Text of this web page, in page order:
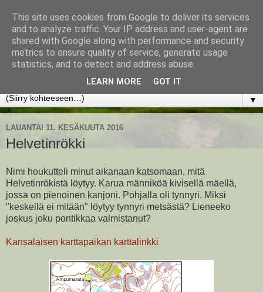
www.jyrkikokko.fi
Uusi Suunta - Jokainen hetki tarjoaa tilaisuuden muuttaa
▼
LAUANTAI 11. KESÄKUUTA 2016
Helvetinrökki
Nimi houkutteli minut aikanaan katsomaan, mitä
Helvetinrökistä löytyy. Karua männiköä kivisellä mäellä,
jossa on pienoinen kanjoni. Pohjalla oli tynnyri. Miksi
"keskellä ei mitään" löytyy tynnyri metsästä? Lieneeko
joskus joku pontikkaa valmistanut?
Kansalaisen karttapaikan karttalinkki
This site uses cookies from Google to deliver its services
and to analyze traffic. Your IP address and user-agent are
shared with Google along with performance and security
metrics to ensure quality of service, generate usage
statistics, and to detect and address abuse.
LEARN MORE GOT IT